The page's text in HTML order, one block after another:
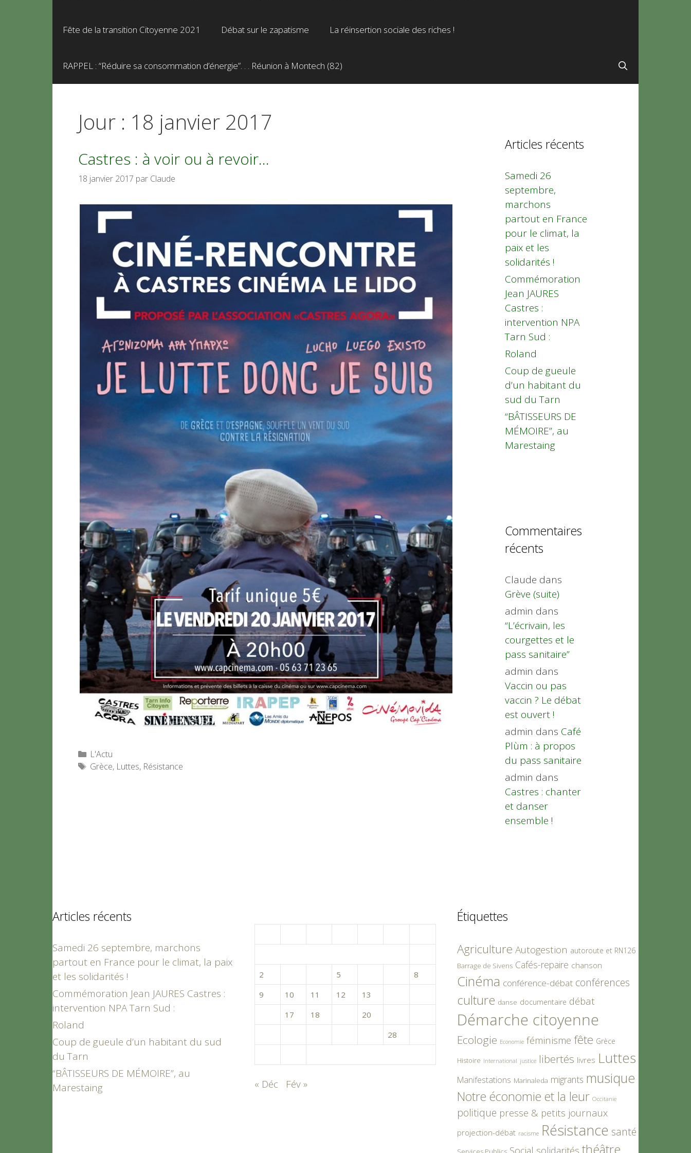
Fête de la transition Citoyenne 2021 Débat sur le zapatisme La réinsertion sociale des riches !
RAPPEL : “Réduire sa consommation d’énergie”. . . Réunion à Montech (82)
Jour : 18 janvier 2017
Castres : à voir ou à revoir…
18 janvier 2017 par Claude
Catégories
L'Actu
Étiquettes
Grèce, Luttes, Résistance
Articles récents
Samedi 26
septembre,
marchons
partout en France
pour le climat, la
paix et les
solidarités !
Commémoration
Jean JAURES
Castres :
intervention NPA
Tarn Sud :
Roland
Coup de gueule
d’un habitant du
sud du Tarn
“BÂTISSEURS DE
MÉMOIRE”, au
Marestaing
Commentaires
récents
Claude dans
Grève (suite)
admin dans
“L’écrivain, les
courgettes et le
pass sanitaire”
admin dans
Vaccin ou pas
vaccin ? Le débat
est ouvert !
admin dans Café
Plùm : à propos
du pass sanitaire
admin dans
Castres : chanter
et danser
ensemble !
Articles récents
Samedi 26 septembre, marchons
partout en France pour le climat, la paix
et les solidarités !
Commémoration Jean JAURES Castres :
intervention NPA Tarn Sud :
Roland
Coup de gueule d’un habitant du sud
du Tarn
“BÂTISSEURS DE MÉMOIRE”, au
Marestaing
2
5
8
9
10 11 12 13
17 18 20
28
« Déc Fév »
Étiquettes
Agriculture Autogestion autoroute et RN126
Barrage de Sivens Cafés-repaire chanson
Cinéma conférence-débat conférences
culture danse documentaire débat
Démarche citoyenne
Ecologie Economie féminisme fête Grèce
Histoire International justice libertés livres Luttes
Manifestations Marinaleda migrants musique
Notre économie et la leur Occitanie
politique presse & petits journaux
projection-débat racisme Résistance santé
Social solidarités théâtre